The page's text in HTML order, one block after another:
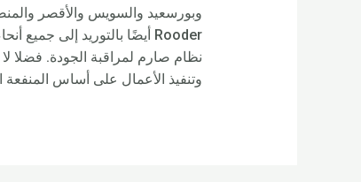
وبورسعيد والسويس والأقصر
نظام صارم لمراقبة الجودة. فضلا
وتنفيذ الأعمال على أساس